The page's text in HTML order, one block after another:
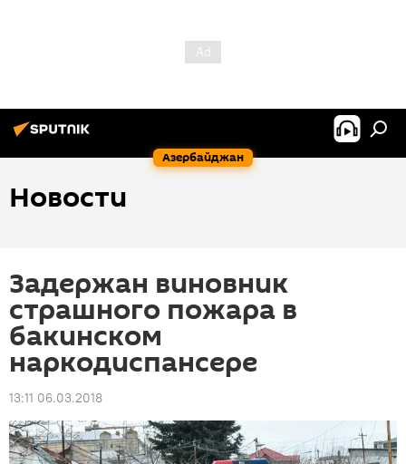
Азербайджан
Новости
Задержан виновник
страшного пожара в
бакинском
наркодиспансере
13:11 06.03.2018